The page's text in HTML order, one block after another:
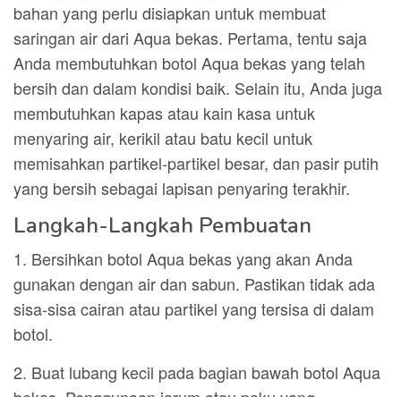
bahan yang perlu disiapkan untuk membuat
saringan air dari Aqua bekas. Pertama, tentu saja
Anda membutuhkan botol Aqua bekas yang telah
bersih dan dalam kondisi baik. Selain itu, Anda juga
membutuhkan kapas atau kain kasa untuk
menyaring air, kerikil atau batu kecil untuk
memisahkan partikel-partikel besar, dan pasir putih
yang bersih sebagai lapisan penyaring terakhir.
Langkah-Langkah Pembuatan
1. Bersihkan botol Aqua bekas yang akan Anda
gunakan dengan air dan sabun. Pastikan tidak ada
sisa-sisa cairan atau partikel yang tersisa di dalam
botol.
2. Buat lubang kecil pada bagian bawah botol Aqua